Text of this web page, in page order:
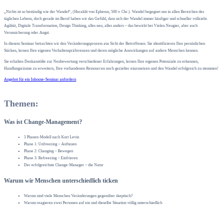
„Nichts ist so beständig wie der Wandel“, (Heraklit von Ephesus, 500 v. Chr.). Wandel begegnet uns in allen Bereichen des
täglichen Lebens, doch gerade im Beruf haben wir das Gefühl, dass sich der Wandel immer häufiger und schneller vollzieht.
Agilität, Digitale Transformation, Design Thinking, alles neu, alles anders – das bewirkt bei Vielen Neugier, aber auch
Verunsicherung oder Angst.
In diesem Seminar betrachten wir den Veränderungsprozess aus Sicht der Betroffenen. Sie identifizieren Ihre persönlichen
Stärken, lernen Ihre eigenen Verhaltenspräferenzen und deren mögliche Auswirkungen auf andere Menschen kennen.
Sie erhalten Denkanstöße zur Neubewertung verschiedener Erfahrungen, lernen Ihre eigenen Potenziale zu erkennen,
Handlungsräume zu erweitern, Ihre vorhandenen Ressourcen noch gezielter einzusetzen und den Wandel erfolgreich zu stemmen!
Angebot für ein Inhouse-Seminar anfordern
Themen:
Was ist Change-Management?
3 Phasen-Modell nach Kurt Levin
Phase 1: Unfreezing – Auftauen
Phase 2: Changing – Bewegen
Phase 3: Refreezing – Einfrieren
Der erfolgreichste Change-Manager – die Natur
Warum wir Menschen unterschiedlich ticken
Warum sind viele Menschen Veränderungen gegenüber skeptisch?
Warum reagieren zwei Personen auf ein und dieselbe Situation völlig unterschiedlich